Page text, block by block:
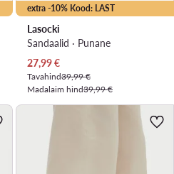
extra -10% Kood: LAST
Lasocki
Sandaalid · Punane
Praegune hind
27,99€
Tavahind39,99 €
Madalaim hind39,99 €